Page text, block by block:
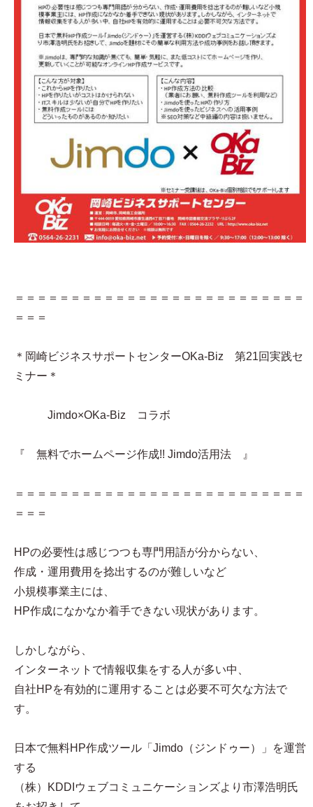
＝＝＝＝＝＝＝＝＝＝＝＝＝＝＝＝＝＝＝＝＝＝＝＝＝＝
＝＝＝
＊岡崎ビジネスサポートセンターOKa-Biz 第21回実践セ
ミナー＊
Jimdo×OKa-Biz コラボ
『 無料でホームページ作成!! Jimdo活用法 』
＝＝＝＝＝＝＝＝＝＝＝＝＝＝＝＝＝＝＝＝＝＝＝＝＝＝
＝＝＝
HPの必要性は感じつつも専門用語が分からない、
作成・運用費用を捻出するのが難しいなど
小規模事業主には、
HP作成になかなか着手できない現状があります。
しかしながら、
インターネットで情報収集をする人が多い中、
自社HPを有効的に運用することは必要不可欠な方法で
す。
日本で無料HP作成ツール「Jimdo（ジンドゥー）」を運営
する
（株）KDDIウェブコミュニケーションズより市澤浩明氏